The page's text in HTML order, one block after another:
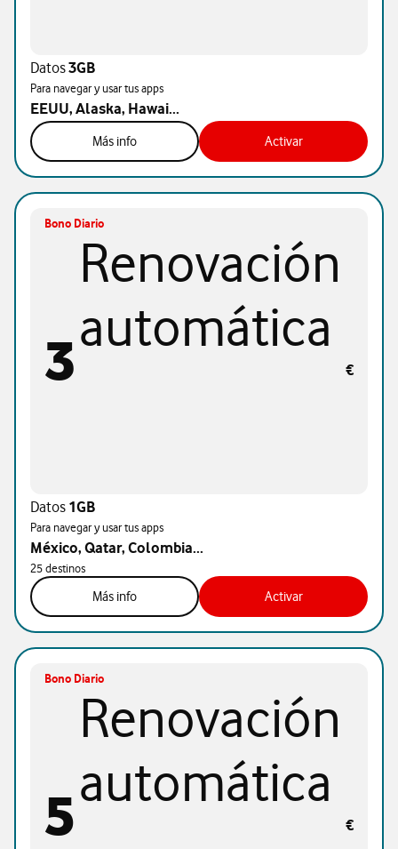
Datos3GB
Para navegar y usar tus apps
EEUU, Alaska, Hawai...
Más info Activar
Bono Diario
3 €
Renovación
automática
Datos 1GB
Para navegar y usar tus apps
México, Qatar, Colombia...
25 destinos
Más info Activar
Bono Diario
5 €
Renovación
automática